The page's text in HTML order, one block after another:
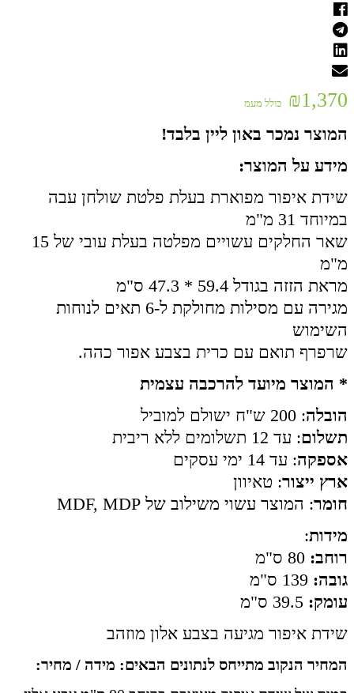
₪1,370 כולל מעמ
המוצר נמכר באון ליין בלבד!
מידע על המוצר:
שידת איפור מפוארת בעלת פלטת שולחן עבה
במיוחד 31 מ"מ
שאר החלקים עשויים מפלטה בעלת עובי של 15
מ"מ
מראת הזזה בגודל 59.4 * 47.3 ס"מ
מגירה עם מסילות מחולקת ל-6 תאים לנוחות
השימוש
שרפרף תואם עם כרית בצבע אפור כהה.
* המוצר מיועד להרכבה עצמית
הובלה: 200 ש"ח ישולם למוביל
תשלום: עד 12 תשלומים ללא ריבית
אספקה: עד 14 ימי עסקים
ארץ ייצור: טאיוון
חומר: המוצר עשוי משילוב של MDF, MDP
מידות:
רוחב:
גובה:
עומק:
שידת איפור מגיעה בצבע אלון מוזהב
המחיר הנקוב מתייחס לנתונים הבאים: מידה / מחיר: